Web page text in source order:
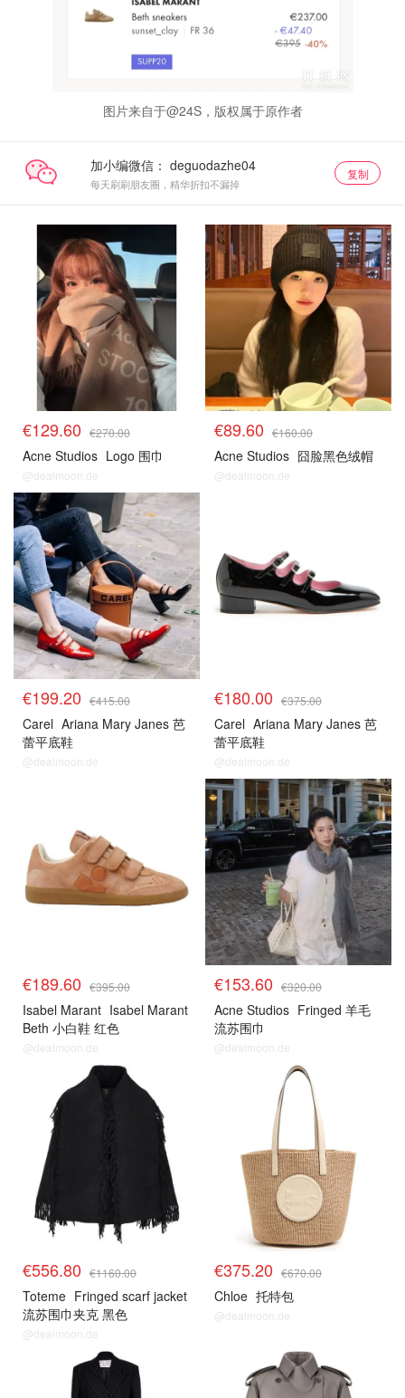
图片来自于@24S，版权属于原作者
加小编微信：
每天刷刷朋友圈，精华折扣不漏掉
复制
€129.60 €270.00
Acne Studios Logo 围巾
@dealmoon.de
€89.60 €160.00
Acne Studios 囧脸黑色绒帽
@dealmoon.de
€199.20 €415.00
Carel Ariana Mary Janes 芭
蕾平底鞋
@dealmoon.de
€180.00 €375.00
Carel Ariana Mary Janes 芭
蕾平底鞋
@dealmoon.de
€189.60 €395.00
Isabel Marant Isabel Marant
Beth 小白鞋 红色
@dealmoon.de
€153.60 €320.00
Acne Studios Fringed 羊毛
流苏围巾
@dealmoon.de
€556.80 €1160.00
Toteme Fringed scarf jacket
流苏围巾夹克 黑色
@dealmoon.de
€375.20 €670.00
Chloe 托特包
@dealmoon.de